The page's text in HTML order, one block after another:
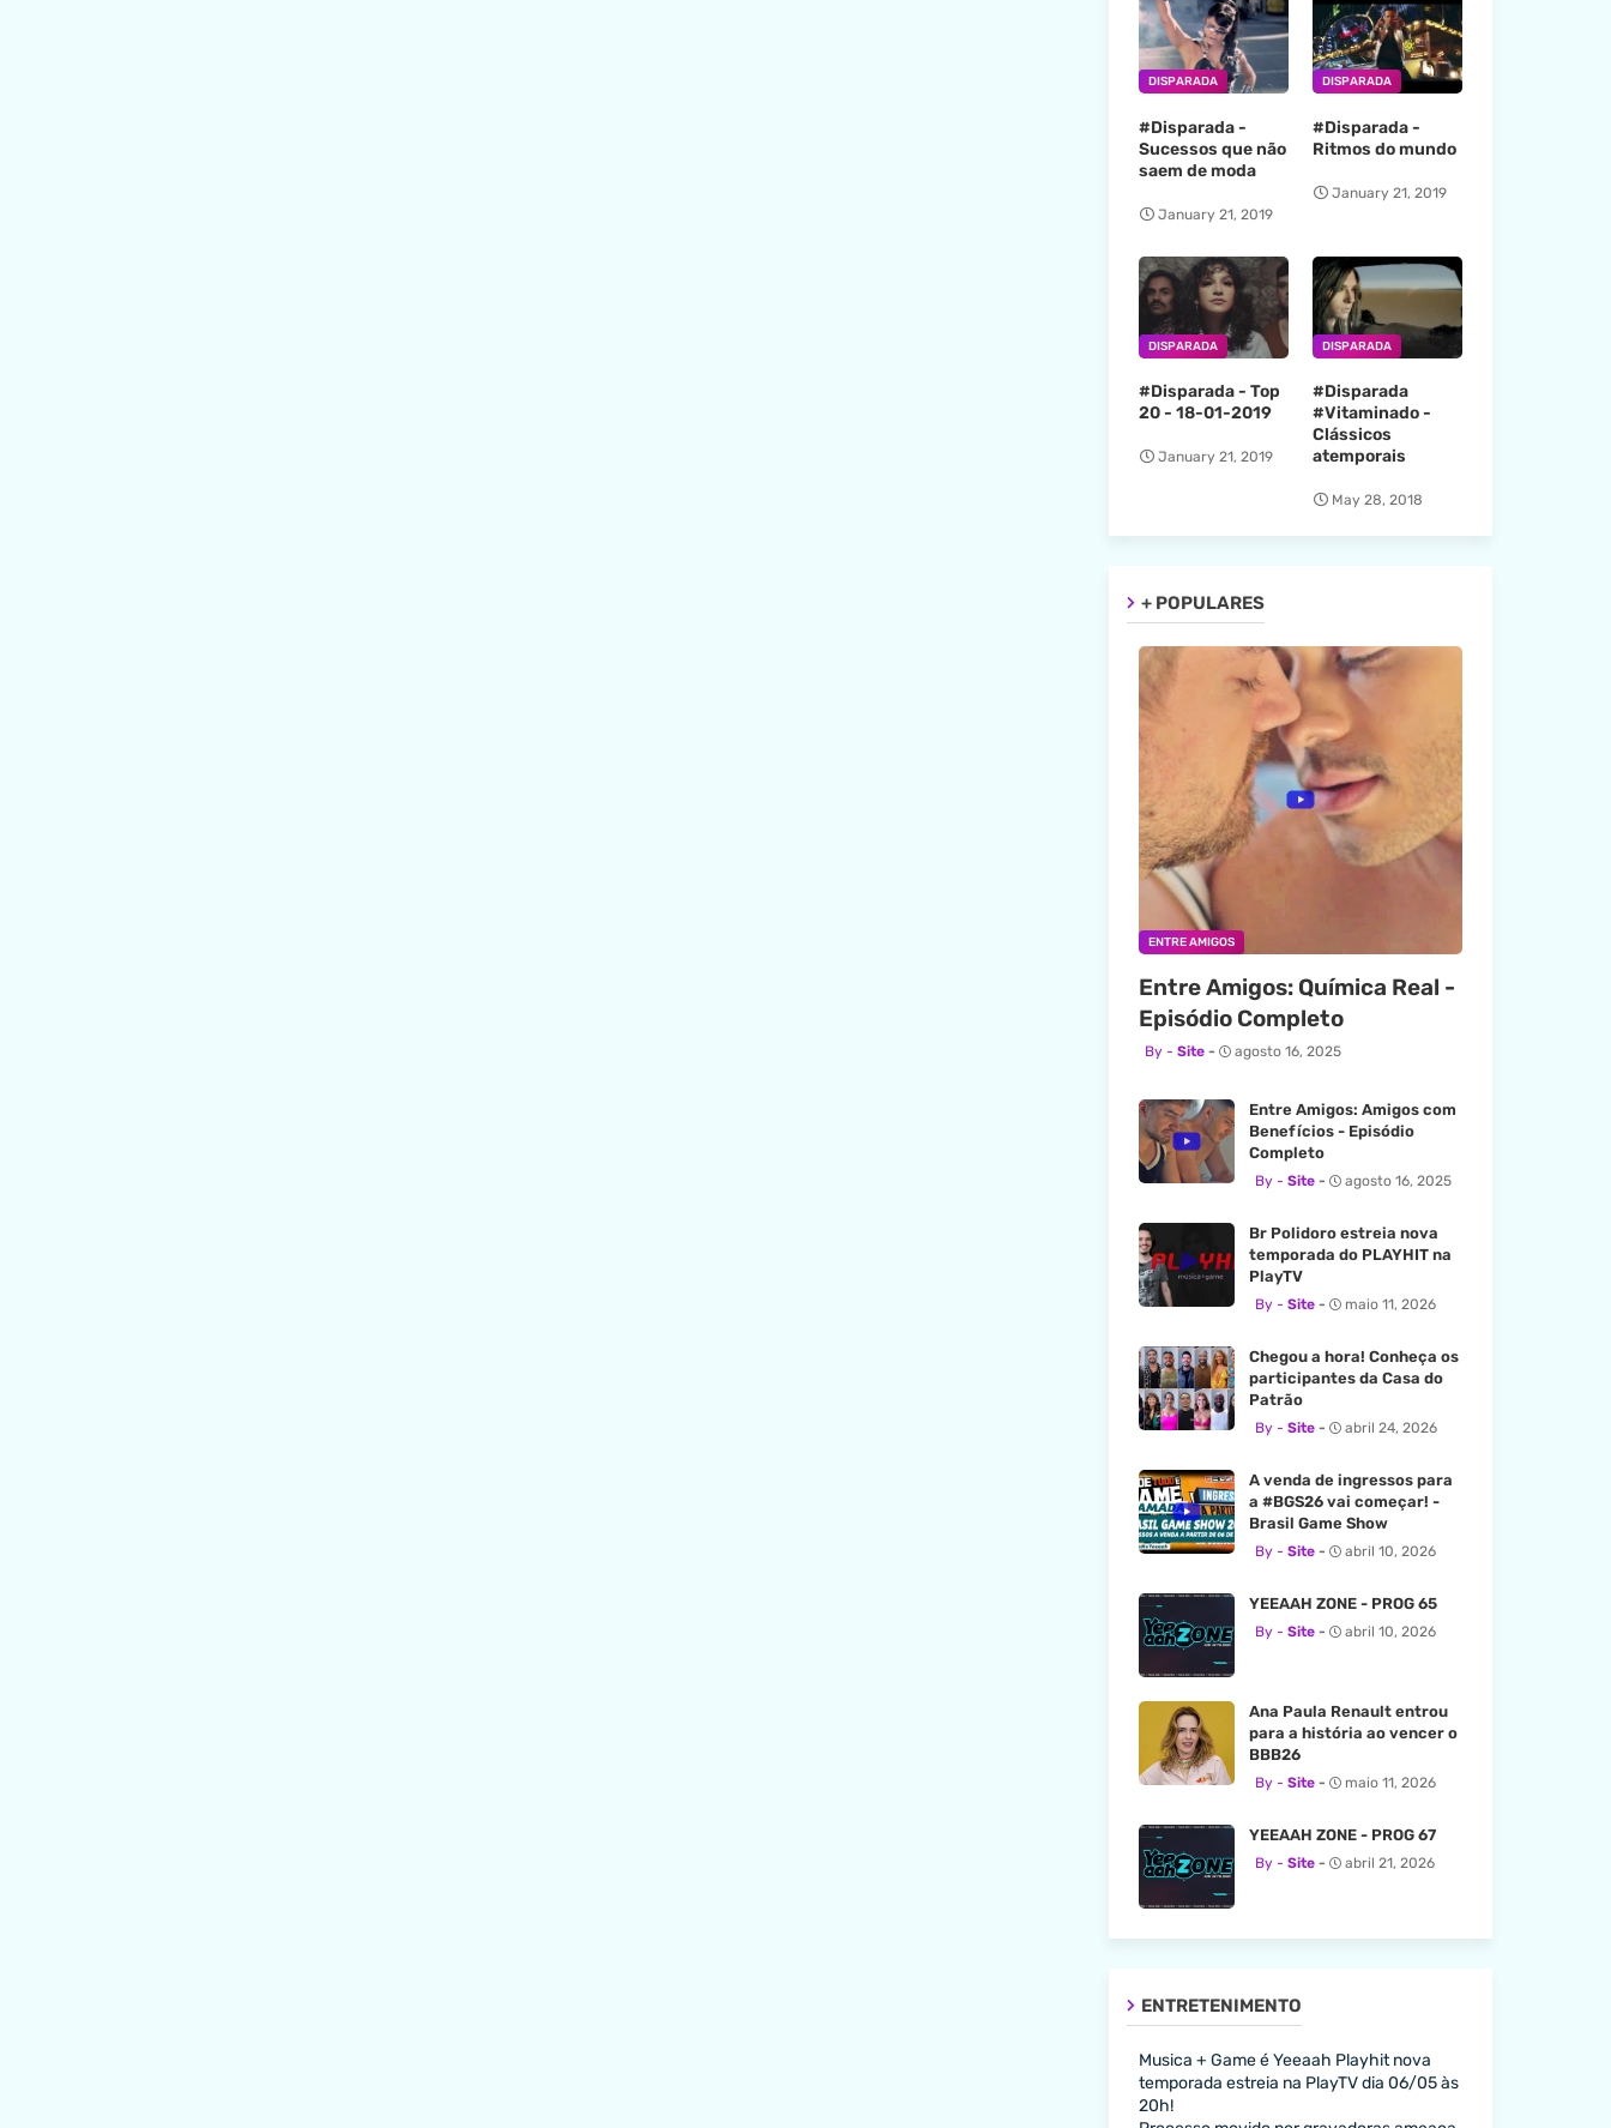
DISPARADA
#Disparada -
Sucessos que não
saem de moda
January 21, 2019
DISPARADA
#Disparada -
Ritmos do mundo
January 21, 2019
DISPARADA
#Disparada - Top
20 - 18-01-2019
January 21, 2019
DISPARADA
#Disparada
#Vitaminado -
Clássicos
atemporais
May 28, 2018
+ POPULARES
ENTRE AMIGOS
Entre Amigos: Química Real -
Episódio Completo
Site agosto 16, 2025
Entre Amigos: Amigos com
Benefícios - Episódio
Completo
Site agosto 16, 2025
Br Polidoro estreia nova
temporada do PLAYHIT na
PlayTV
Site maio 11, 2026
Chegou a hora! Conheça os
participantes da Casa do
Patrão
Site abril 24, 2026
A venda de ingressos para
a #BGS26 vai começar! -
Brasil Game Show
Site abril 10, 2026
YEEAAH ZONE - PROG 65
Site abril 10, 2026
Ana Paula Renault entrou
para a história ao vencer o
BBB26
Site maio 11, 2026
YEEAAH ZONE - PROG 67
Site abril 21, 2026
ENTRETENIMENTO
Musica + Game é Yeeaah Playhit nova
temporada estreia na PlayTV dia 06/05 às
20h!